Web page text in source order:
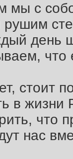
мы с
день
стоит
в жизни
что
нас